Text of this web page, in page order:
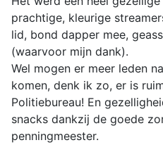
prachtige, kleurige
lid, bond dapper mee,
(waarvoor mijn dank).
Wel mogen er meer leden
komen, denk ik zo, er is
Politiebureau! En
snacks dankzij de goede
penningmeester.